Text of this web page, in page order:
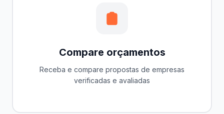
Compare orçamentos
Receba e compare propostas de empresas
verificadas e avaliadas